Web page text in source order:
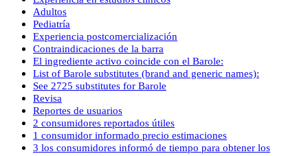
Adultos
Pediatría
Experiencia postcomercialización
Contraindicaciones de la barra
El ingrediente activo coincide con el Barole:
List of Barole substitutes (brand and generic names):
See 2725 substitutes for Barole
Revisa
Reportes de usuarios
2 consumidores reportados útiles
1 consumidor informado precio estimaciones
3 los consumidores informó de tiempo para obtener los